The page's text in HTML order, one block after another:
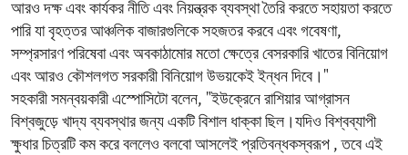
আরও দক্ষ এবং কার্যকর নীতি এবং নিয়ন্ত্রক ব্যবস্থা তৈরি করতে সহায়তা করতে
পারি যা বৃহত্তর আঞ্চলিক বাজারগুলিকে সহজতর করবে এবং গবেষণা,
সম্প্রসারণ পরিষেবা এবং অবকাঠামোর মতো ক্ষেত্রে বেসরকারি খাতের বিনিয়োগ
এবং আরও কৌশলগত সরকারী বিনিয়োগ উভয়কেই ইন্ধন দিবে।"
সহকারী সমন্বয়কারী এস্পোসিটো বলেন, "ইউক্রেনে রাশিয়ার আগ্রাসন
বিশ্বজুড়ে খাদ্য ব্যবস্থার জন্য একটি বিশাল ধাক্কা ছিল।যদিও বিশ্বব্যাপী
ক্ষুধার চিত্রটি কম করে বললেও বলবো আসলেই প্রতিবন্ধকস্বরূপ , তবে এই